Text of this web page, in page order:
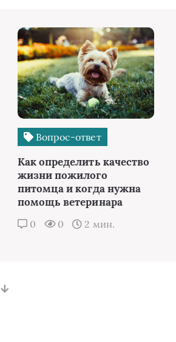
Вопрос-ответ
Как определить качество
жизни пожилого
питомца и когда нужна
помощь ветеринара
0 0 2 мин.